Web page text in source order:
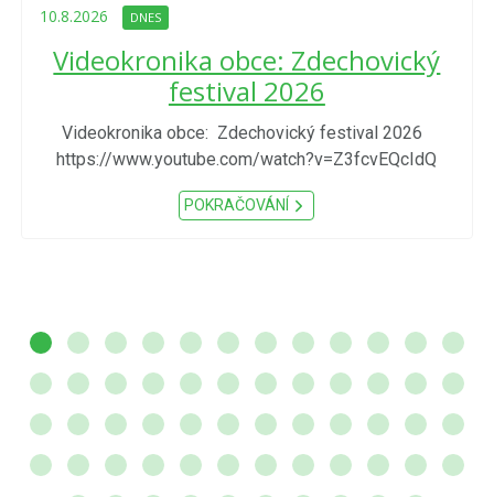
10.8.2026 DNES
Videokronika obce: Zdechovický
festival 2026
Videokronika obce: Zdechovický festival 2026
https://www.youtube.com/watch?v=Z3fcvEQcIdQ
POKRAČOVÁNÍ